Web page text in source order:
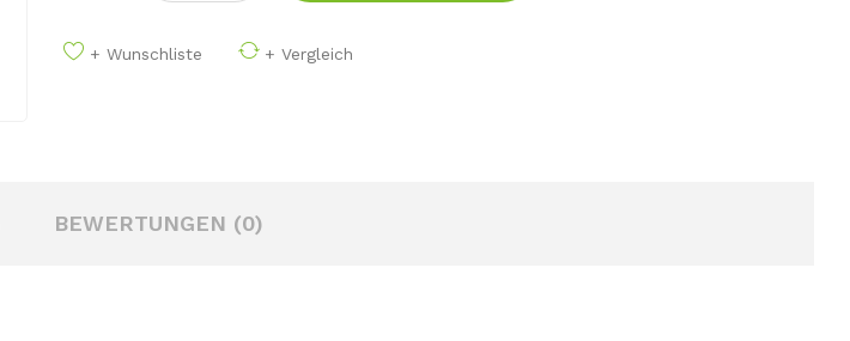
+ Wunschliste + Vergleich
BEWERTUNGEN (0)